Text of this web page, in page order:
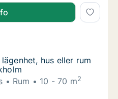
eller hus att hyra i
hus eller rum att
lägenhet, hus eller rum att
hus eller rum
Rum 10 - 70 m2
hus eller rum att